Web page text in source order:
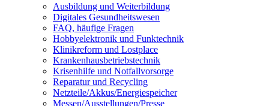
Ausbildung und Weiterbildung
Digitales Gesundheitswesen
FAQ, häufige Fragen
Hobbyelektronik und Funktechnik
Klinikreform und Lostplace
Krankenhausbetriebstechnik
Krisenhilfe und Notfallvorsorge
Reparatur und Recycling
Netzteile/Akkus/Energiespeicher
Messen/Ausstellungen/Presse